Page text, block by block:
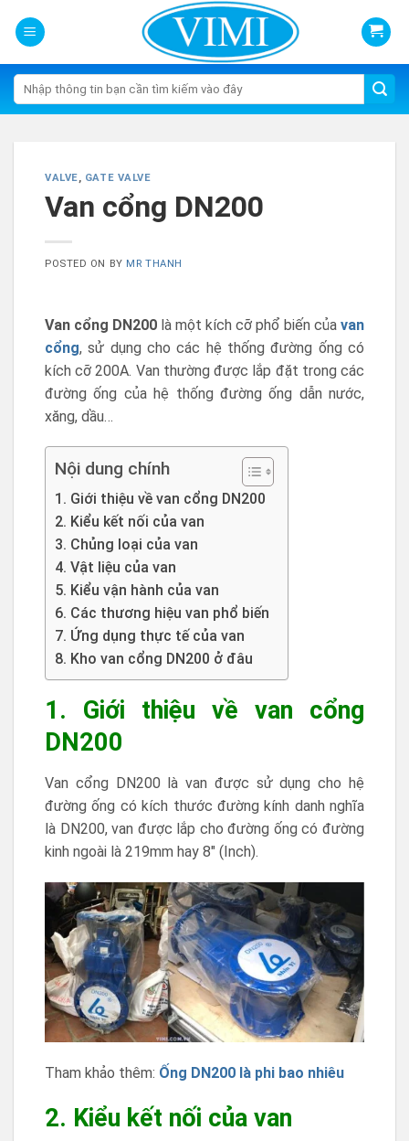
Tìm
kiếm:
VALVE, GATE VALVE
Van cổng DN200
POSTED ON BY MR THANH
Van cổng DN200 là một kích cỡ phổ biến của van
cổng, sử dụng cho các hệ thống đường ống có
kích cỡ 200A. Van thường được lắp đặt trong các
đường ống của hệ thống đường ống dẫn nước,
xăng, dầu…
Nội dung chính
1. Giới thiệu về van cổng DN200
2. Kiểu kết nối của van
3. Chủng loại của van
4. Vật liệu của van
5. Kiểu vận hành của van
6. Các thương hiệu van phổ biến
7. Ứng dụng thực tế của van
8. Kho van cổng DN200 ở đâu
1. Giới thiệu về van cổng
DN200
Van cổng DN200 là van được sử dụng cho hệ
đường ống có kích thước đường kính danh nghĩa
là DN200, van được lắp cho đường ống có đường
kinh ngoài là 219mm hay 8″ (Inch).
Tham khảo thêm: Ống DN200 là phi bao nhiêu
2. Kiểu kết nối của van